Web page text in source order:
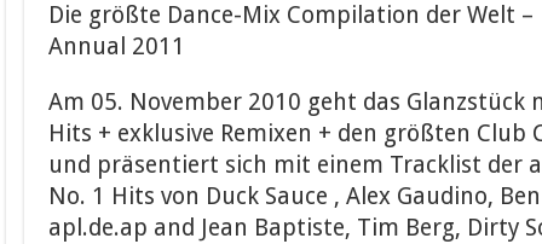
Die größte Dance-Mix Compilation der Welt
Annual 2011
Am 05. November 2010 geht das Glanzstück
Hits + exklusive Remixen + den größten Club
und präsentiert sich mit einem Tracklist der
No. 1 Hits von Duck Sauce , Alex Gaudino,
apl.de.ap and Jean Baptiste, Tim Berg, Dirty